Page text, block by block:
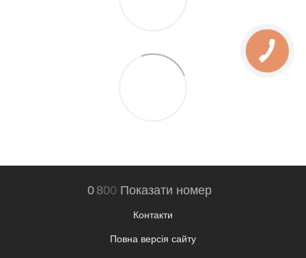
0 800 Показати номер
Контакти
Повна версія сайту